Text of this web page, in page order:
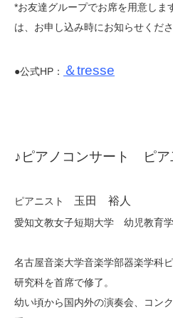
*お友達グループでお席を用意しま
は、お申し込み時にお知らせくださ
●公式HP： ＆tresse
♪ピアノコンサート ピア
ピアニスト 玉田 裕人
愛知文教女子短期大学 幼児教育
名古屋音楽大学音楽学部器楽学科
研究科を首席で修了。
幼い頃から国内外の演奏会、コン